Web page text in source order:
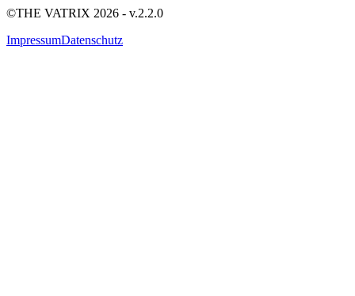
©THE VATRIX 2026 - v.2.2.0
ImpressumDatenschutz